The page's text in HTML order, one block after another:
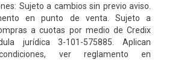
Sujeto a cambios sin previo aviso.
en punto de venta. Sujeto a
a cuotas por medio de Credix
jurídica 3-101-575885. Aplican
ver reglamento en